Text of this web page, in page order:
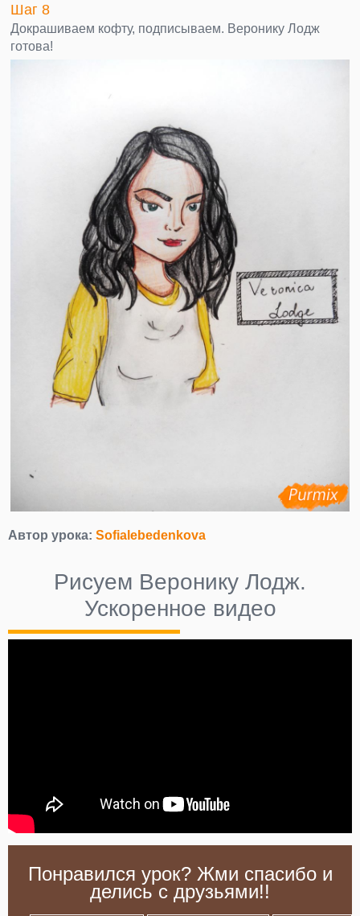
Шаг 8
Докрашиваем кофту, подписываем. Веронику Лодж
готова!
Автор урока: Sofialebedenkova
Рисуем Веронику Лодж.
Ускоренное видео
Понравился урок? Жми спасибо и
делись с друзьями!!